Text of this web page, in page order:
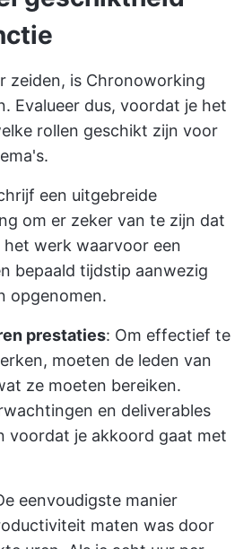
zeiden, is Chronoworking
Evalueer dus, voordat je het
rollen geschikt zijn voor
een uitgebreide
om er zeker van te zijn dat
het werk waarvoor een
bepaald tijdstip aanwezig
opgenomen.
prestaties: Om effectief te
moeten de leden van
ze moeten bereiken.
en deliverables
voordat je akkoord gaat met
eenvoudigste manier
maten was door